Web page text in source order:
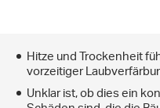
Hitze und Trockenheit
vorzeitiger
Unklar ist, ob dies ein